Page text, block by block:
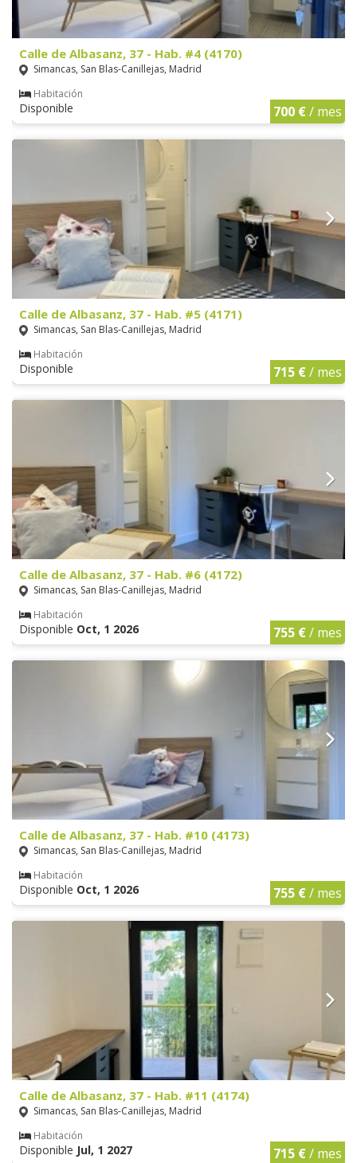
Calle de Albasanz, 37 - Hab. #4 (4170)
Simancas, San Blas-Canillejas, Madrid
Habitación
Disponible 700 €/ mes
Calle de Albasanz, 37 - Hab. #5 (4171)
Simancas, San Blas-Canillejas, Madrid
Habitación
Disponible 715 €/ mes
Calle de Albasanz, 37 - Hab. #6 (4172)
Simancas, San Blas-Canillejas, Madrid
Habitación
Disponible Oct, 1 2026 755 €/ mes
Calle de Albasanz, 37 - Hab. #10 (4173)
Simancas, San Blas-Canillejas, Madrid
Habitación
Disponible Oct, 1 2026 755 €/ mes
Calle de Albasanz, 37 - Hab. #11 (4174)
Simancas, San Blas-Canillejas, Madrid
Habitación
Disponible Jul, 1 2027 715 €/ mes